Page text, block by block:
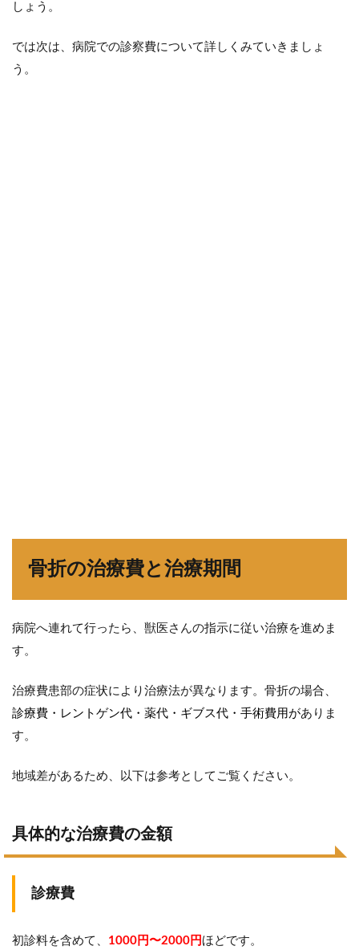
しょう。
では次は、病院での診察費について詳しくみていきましょ
う。
骨折の治療費と治療期間
病院へ連れて行ったら、獣医さんの指示に従い治療を進めま
す。
治療費患部の症状により治療法が異なります。骨折の場合、
診療費・レントゲン代・薬代・ギブス代・手術費用がありま
す。
地域差があるため、以下は参考としてご覧ください。
具体的な治療費の金額
診療費
初診料を含めて、 1000円〜2000円ほどです。